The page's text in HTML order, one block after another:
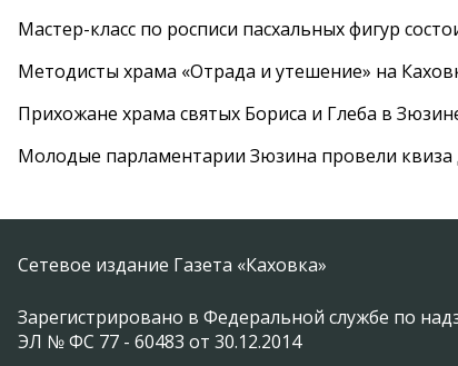
Мастер-класс по росписи пасхальных фигур
Методисты храма «Отрада и утешение» на
Прихожане храма святых Бориса и Глеба в
Молодые парламентарии Зюзина провели квиза
Сетевое издание Газета «Каховка»
Зарегистрировано в Федеральной службе по
ЭЛ № ФС 77 - 60483 от 30.12.2014